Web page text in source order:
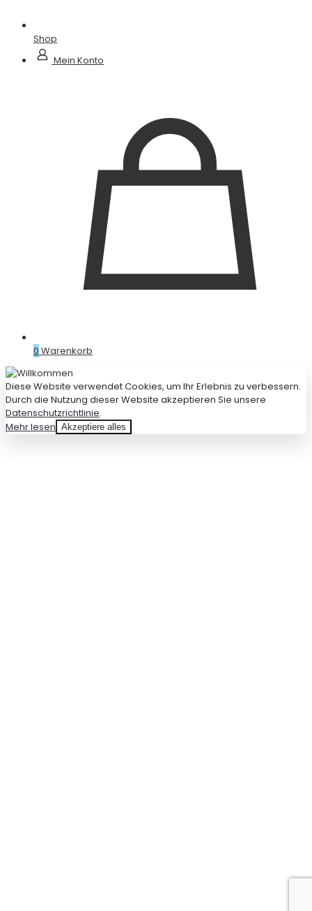
Shop
Mein Konto
0 Warenkorb
Diese Website verwendet Cookies, um Ihr Erlebnis zu verbessern.
Durch die Nutzung dieser Website akzeptieren Sie unsere
Datenschutzrichtlinie.
Mehr lesen Akzeptiere alles